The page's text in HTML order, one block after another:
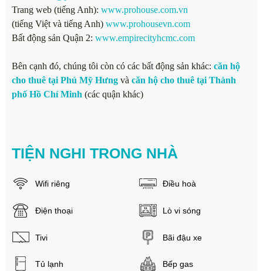
Trang web (tiếng Anh): www.prohouse.com.vn
(tiếng Việt và tiếng Anh) www.prohousevn.com
Bất động sản Quận 2: www.empirecityhcmc.com
Bên cạnh đó, chúng tôi còn có các bất động sản khác: căn hộ
cho thuê tại Phú Mỹ Hưng và căn hộ cho thuê tại Thành
phố Hồ Chí Minh (các quận khác)
TIỆN NGHI TRONG NHÀ
Wifi riêng Điều hoà
Điện thoại Lò vi sóng
Tivi Bãi đậu xe
Tủ lạnh Bếp gas